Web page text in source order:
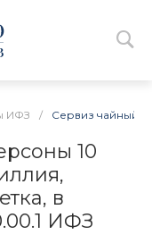
ИФЗ / Сервиз чайный
10
в
ИФЗ